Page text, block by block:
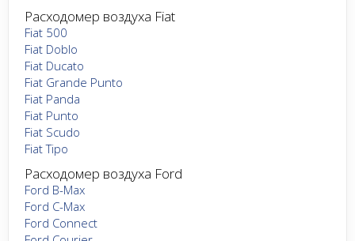
Расходомер воздуха Fiat
Fiat 500
Fiat Doblo
Fiat Ducato
Fiat Grande Punto
Fiat Panda
Fiat Punto
Fiat Scudo
Fiat Tipo
Расходомер воздуха Ford
Ford B-Max
Ford C-Max
Ford Connect